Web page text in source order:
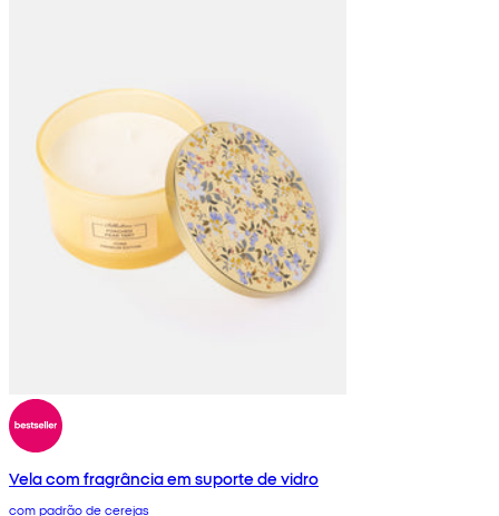
Vela com fragrância em suporte de vidro
com padrão de cerejas